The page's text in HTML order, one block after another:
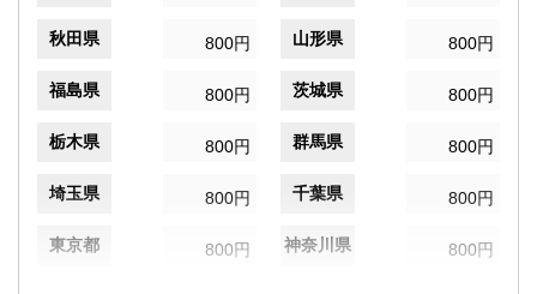
秋田県 800円 山形県 800円
福島県 800円 茨城県 800円
栃木県 800円 群馬県 800円
埼玉県 800円 千葉県 800円
東京都 800円 神奈川県 800円